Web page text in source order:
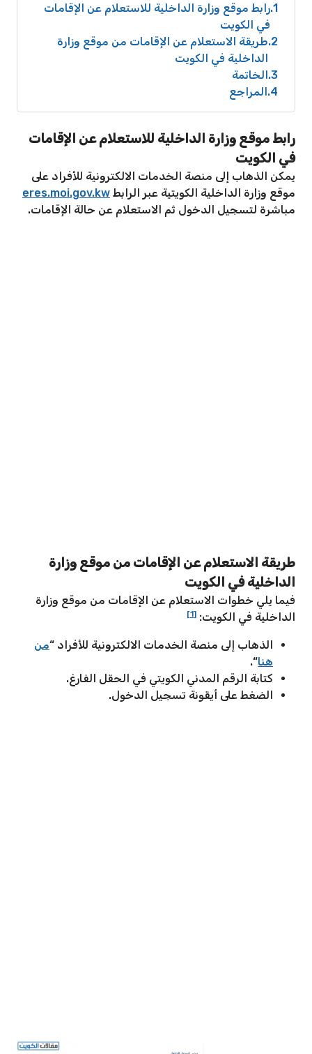
1 رابط موقع وزارة الداخلية للاستعلام عن الإقامات
في الكويت
2 طريقة الاستعلام عن الإقامات من موقع وزارة
الداخلية في الكويت
3 الخاتمة
4 المراجع
رابط موقع وزارة الداخلية للاستعلام عن الإقامات
في الكويت
يمكن الذهاب إلى منصة الخدمات الالكترونية للأفراد على
موقع وزارة الداخلية الكويتية عبر الرابط eres.moi.gov.kw
مباشرة لتسجيل الدخول ثم الاستعلام عن حالة الإقامات.
طريقة الاستعلام عن الإقامات من موقع وزارة
الداخلية في الكويت
فيما يلي خطوات الاستعلام عن الإقامات من موقع وزارة
الداخلية في الكويت: [1]
الذهاب إلى منصة الخدمات الالكترونية للأفراد “من
هنا“.
كتابة الرقم المدني الكويتي في الحقل الفارغ.
الضغط على أيقونة تسجيل الدخول.